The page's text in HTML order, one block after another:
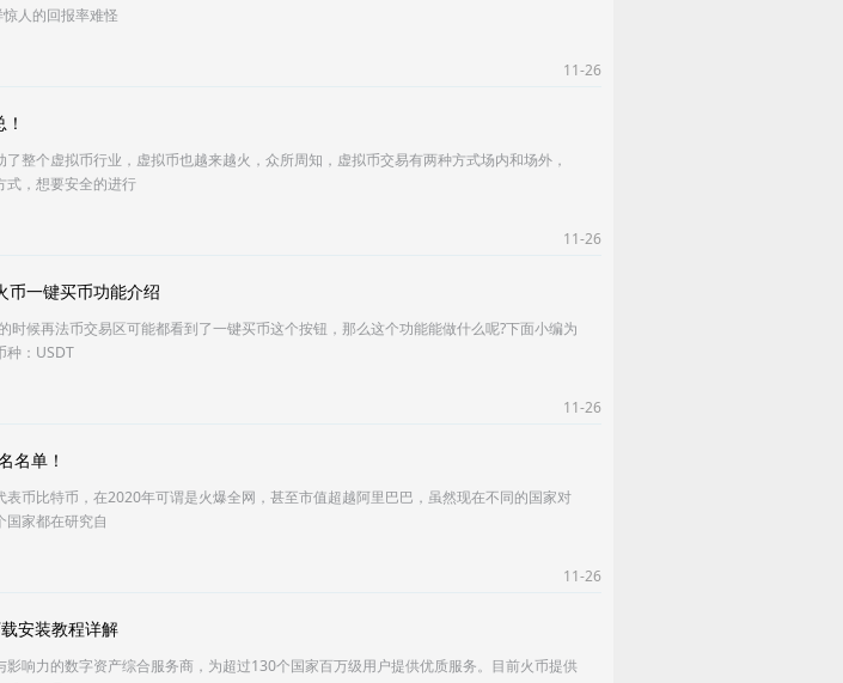
人的回报率难怪
11-26
整个虚拟币行业，虚拟币也越来越火，众所周知，虚拟币交易有两种方式场内和场外，
式，想要安全的进行
11-26
币一键买币功能介绍
时候再法币交易区可能都看到了一键买币这个按钮，那么这个功能能做什么呢?下面小编为
种：USDT
11-26
名单！
表币比特币，在2020年可谓是火爆全网，甚至市值超越阿里巴巴，虽然现在不同的国家对
国家都在研究自
11-26
安装教程详解
影响力的数字资产综合服务商，为超过130个国家百万级用户提供优质服务。目前火币提供